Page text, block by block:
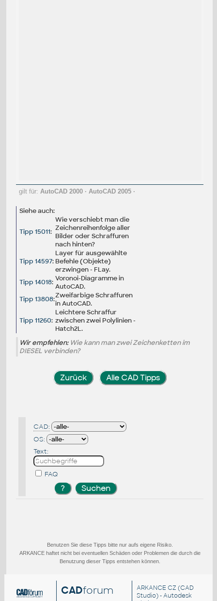
gilt für: AutoCAD 2000· AutoCAD 2005·
Siehe auch:
Tipp 15011:
Wie verschiebt man die
Zeichenreihenfolge aller
Bilder oder Schraffuren
nach hinten?
Tipp 14597:
Layer für ausgewählte
Befehle (Objekte)
erzwingen - FLay.
Tipp 14018: Voronoi-Diagramme in
AutoCAD.
Tipp 13808:Zweifarbige Schraffuren
in AutoCAD.
Tipp 11260:
Leichtere Schraffur
zwischen zwei Polylinien -
Hatch2L.
Wir empfehlen: Wie kann man zwei Zeichenketten im
DIESEL verbinden?
Zurück Alle CAD Tipps
CAD:
OS:
Text:
FAQ
Benutzen Sie diese Tipps bitte nur aufs eigene Risiko.
ARKANCE haftet nicht bei eventuellen Schäden oder Problemen die durch die
Benutzung dieser Tipps entstehen können.
CADforum ARKANCE CZ (CAD
Studio) - Autodesk